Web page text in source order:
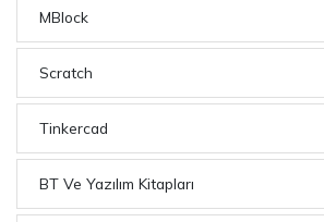
MBlock
Scratch
Tinkercad
BT Ve Yazılım Kitapları